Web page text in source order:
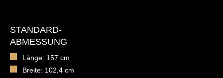
STANDARD-
ABMESSUNG
Länge: 157 cm
Breite: 102,4 cm